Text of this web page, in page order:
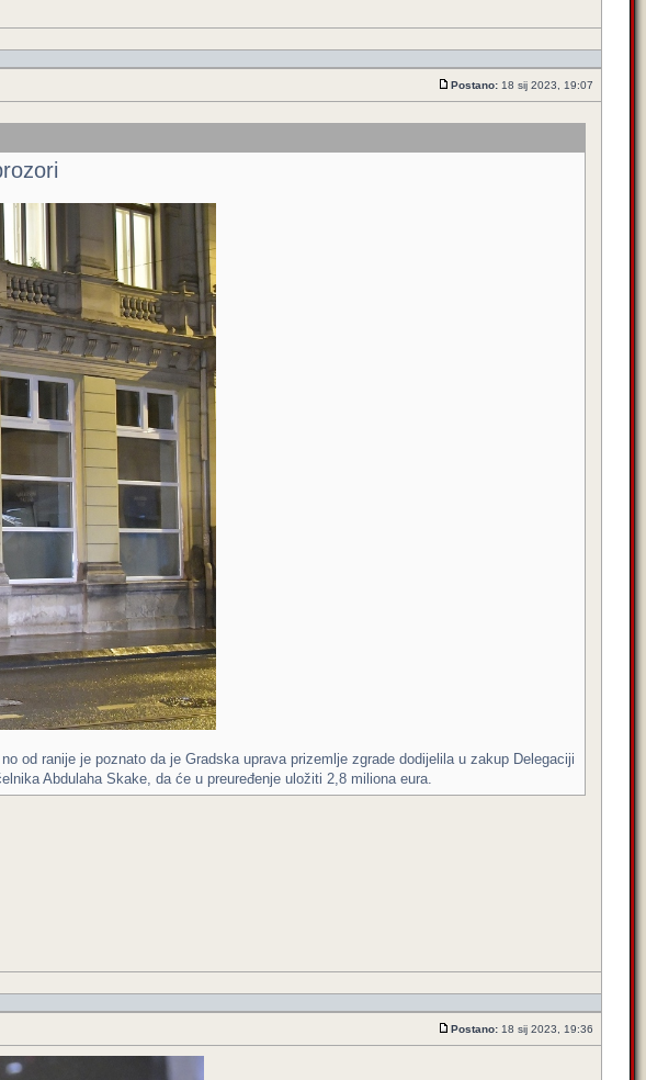
Postano: 18 sij 2023, 19:07
od ranije je poznato da je Gradska uprava prizemlje zgrade dodijelila u zakup Delegaciji
Abdulaha Skake, da će u preuređenje uložiti 2,8 miliona eura.
Postano: 18 sij 2023, 19:36